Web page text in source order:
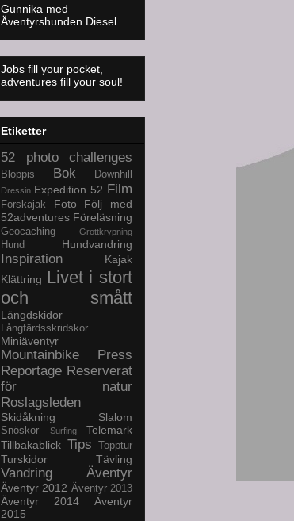
Gunnika med
Äventyrshunden Diesel
Jobs fill your pocket,
adventures fill your soul!
Etiketter
52 photo challenges
Bloppis Bok Downhill
Dressin Expedition 52 Film
Forskajak Foto
Följ med
52adventures Föreläsning
Geocaching Grottkrypning
Hund Hundvandring
Inspiration
Kajak
Klättring Livet i stort
och smått
Längdskidor
Långfärdsskridskor
Miniäventyr
Mountainbike
Press
Reportage Reserverat
för natur
Roslagsleden
Skidåkning Slalom
Snöskor Surfing
Telemark
Tillbakablick Tips Topptur
Turskidor Tävling
Vandring Äventyr
Äventyr 2012 Äventyr 2013
Äventyr 2014
Äventyr
2015